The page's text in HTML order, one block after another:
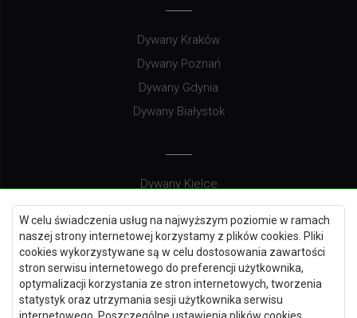
W celu świadczenia usług na najwyższym poziomie w ramach
naszej strony internetowej korzystamy z plików cookies. Pliki
cookies wykorzystywane są w celu dostosowania zawartości
stron serwisu internetowego do preferencji użytkownika,
optymalizacji korzystania ze stron internetowych, tworzenia
statystyk oraz utrzymania sesji użytkownika serwisu
Dywany Kraków
Dywany Poznań
Dywany Gdynia
Dywany Białystok
Dywany Kielce
Dywany Gdańsk
Dywany Toruń
Dywany Bydgoszcz